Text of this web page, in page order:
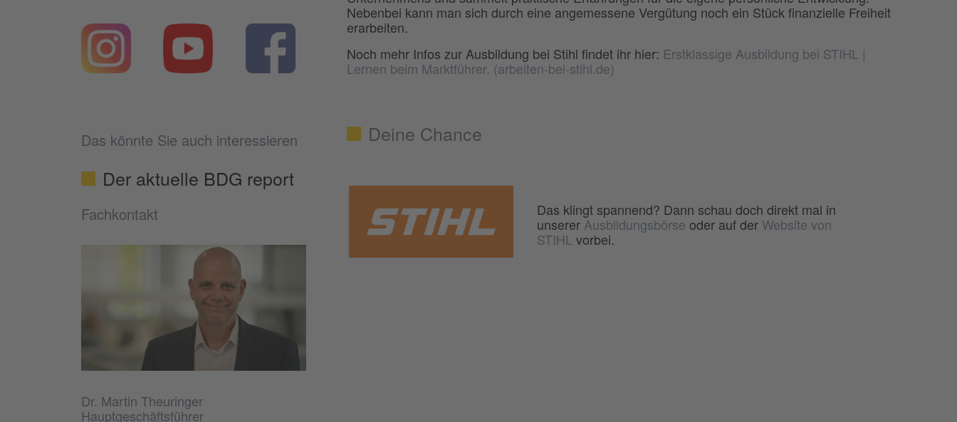
Das könnte Sie auch interessieren
Der aktuelle BDG report
Fachkontakt
Dr. Martin Theuringer
Hauptgeschäftsführer
Nebenbei kann man sich durch eine angemessene Vergütung noch ein Stück finanzielle Freiheit
erarbeiten.
Noch mehr Infos zur Ausbildung bei Stihl findet ihr hier: Erstklassige Ausbildung bei STIHL |
Lernen beim Marktführer. (arbeiten-bei-stihl.de)
Deine Chance
Das klingt spannend? Dann schau doch direkt mal in
unsererAusbildungsbörse oder auf der Website von
STIHL vorbei.